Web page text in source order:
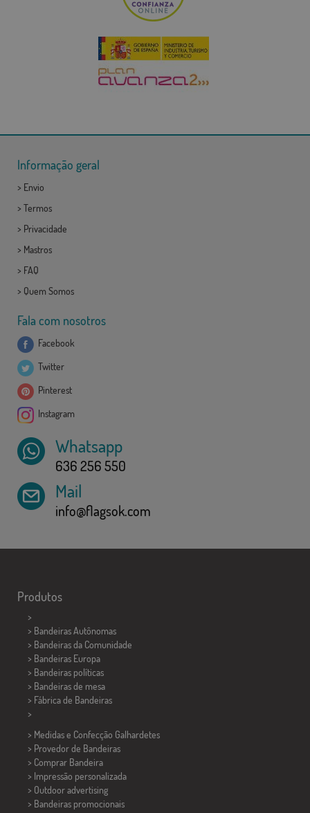
Informação geral
> Envio
> Termos
> Privacidade
> Mastros
> FAQ
> Quem Somos
Fala com nosotros
Facebook
Twitter
Pinterest
Instagram
Whatsapp
636 256 550
Mail
info@flagsok.com
Produtos
>
> Bandeiras Autônomas
> Bandeiras da Comunidade
> Bandeiras Europa
> Bandeiras políticas
> Bandeiras de mesa
> Fábrica de Bandeiras
>
> Medidas e Confecção Galhardetes
> Provedor de Bandeiras
> Comprar Bandeira
> Impressão personalizada
> Outdoor advertising
> Bandeiras promocionais